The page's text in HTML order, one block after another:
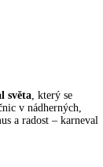
světa , který se
v nádherných,
a radost – karneval